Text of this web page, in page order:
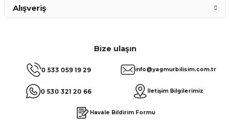
Bize ulaşın
0 533 059 19 29
0 530 321 20 66
info@yagmurbilisim.com.tr
İletişim Bilgilerimiz
Havale Bildirim Formu
Alışveriş